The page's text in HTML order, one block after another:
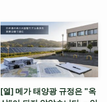
[열] 메가 태양광 규정은 "옥